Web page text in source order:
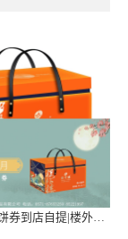
298楼外楼月饼券到店自提|楼外楼鎏心追月月饼礼盒提货券16饼960g奶黄流心糕点心送礼团购特产中秋伴手礼礼盒